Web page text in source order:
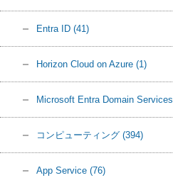
Entra ID (41)
Horizon Cloud on Azure (1)
Microsoft Entra Domain Services
コンピューティング (394)
App Service (76)